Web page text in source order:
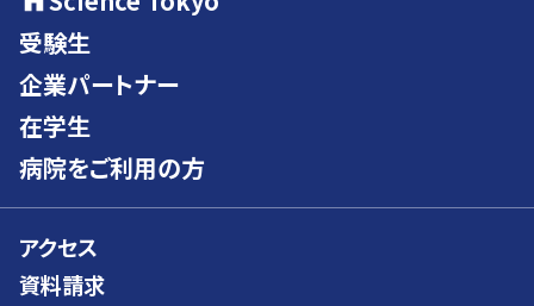
受験生
企業パートナー
在学生
病院をご利用の方
アクセス
資料請求